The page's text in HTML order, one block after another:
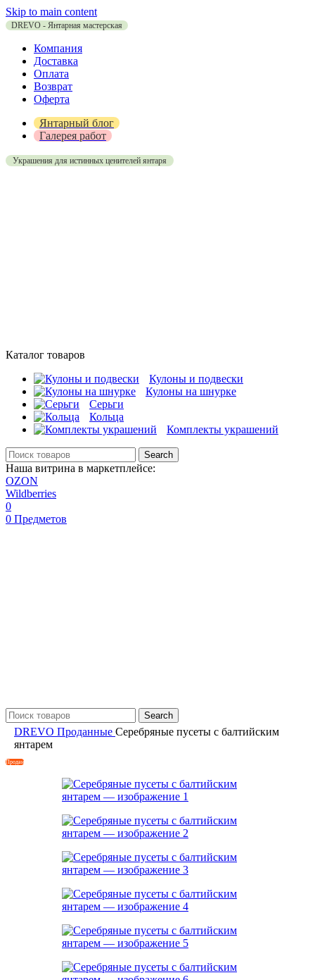
Skip to main content
DREVO - Янтарная мастерская
Компания
Доставка
Оплата
Возврат
Оферта
Янтарный блог
Галерея работ
Украшения для истинных ценителей янтаря
Каталог товаров
Кулоны и подвески
Кулоны на шнурке
Серьги
Кольца
Комплекты украшений
Search
Наша витрина в маркетплейсе:
OZON
Wildberries
0
0 Предметов
Search
DREVO Проданные Серебряные пусеты с балтийским
янтарем
Продан